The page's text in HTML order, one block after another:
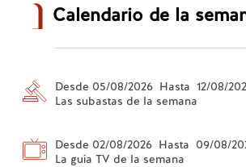
Calendario de la
Desde 05/08/2026 Hasta 12/08/
Las subastas de la semana
Desde 02/08/2026 Hasta 09/08/
La guía TV de la semana